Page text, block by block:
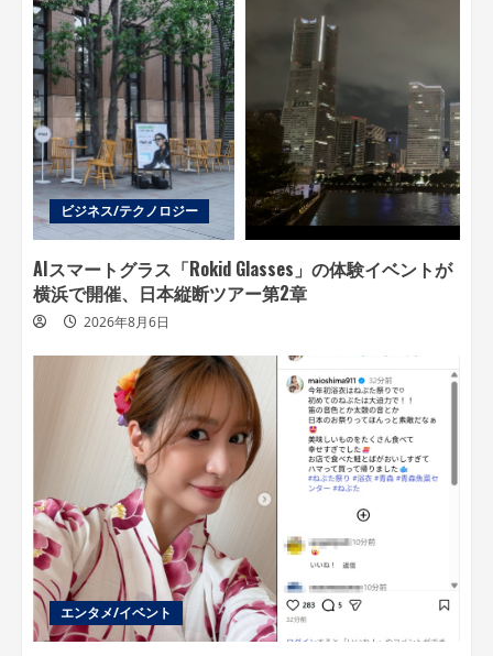
ビジネス/テクノロジー
AIスマートグラス「Rokid Glasses」の体験イベントが
横浜で開催、日本縦断ツアー第2章
2026年8月6日
エンタメ/イベント